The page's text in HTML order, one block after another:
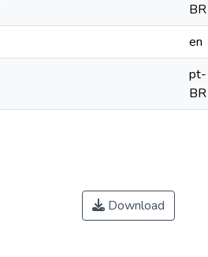
BR
en
pt-
BR
Download